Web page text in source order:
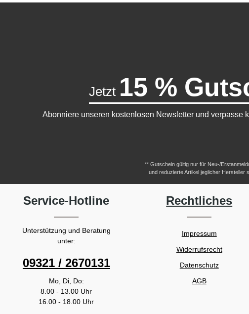
Jetzt 15 %
Abonniere unseren kostenlosen Newsletter und verpasse
** Gutschein gültig nur für Neu-/
und reduzierte Artikel jeglicher Hersteller
Service-Hotline
Unterstützung und Beratung
unter:
09321 / 2670131
Mo, Di, Do:
8.00 - 13.00 Uhr
16.00 - 18.00 Uhr
Rechtliches
Impressum
Widerrufsrecht
Datenschutz
AGB